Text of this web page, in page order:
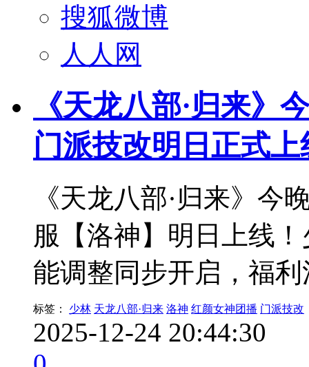
搜狐微博
人人网
《天龙八部·归来》
门派技改明日正式上
《天龙八部·归来》今
服【洛神】明日上线
能调整同步开启，福
标签： 少林 天龙八部·归来 洛神 红颜女神团播 门派技改
2025-12-24 20:44:30